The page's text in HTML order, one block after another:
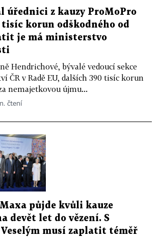
úřednici z kauzy ProMoPro
korun odškodného od
je má ministerstvo
Hendrichové, bývalé vedoucí sekce
ČR v Radě EU, dalších 390 tisíc korun
nemajetkovou újmu...
čtení
půjde kvůli kauze
devět let do vězení. S
musí zaplatit téměř